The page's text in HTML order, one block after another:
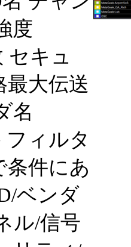
度
セキュ
最大伝送
名
フィルタ
条件にあ
ベンダ
ル/信号